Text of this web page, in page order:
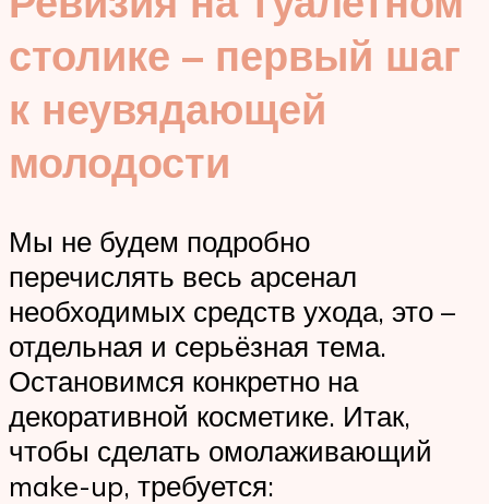
столике – первый шаг
к неувядающей
молодости
Мы не будем подробно
перечислять весь арсенал
необходимых средств ухода, это –
отдельная и серьёзная тема.
Остановимся конкретно на
декоративной косметике. Итак,
чтобы сделать омолаживающий
make-up, требуется: